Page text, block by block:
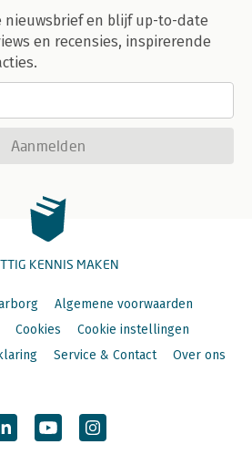
nieuwsbrief en blijf up-to-date
en recensies, inspirerende
Aanmelden
KENNIS MAKEN
Algemene voorwaarden
Cookies
Cookie instellingen
Service & Contact Over ons